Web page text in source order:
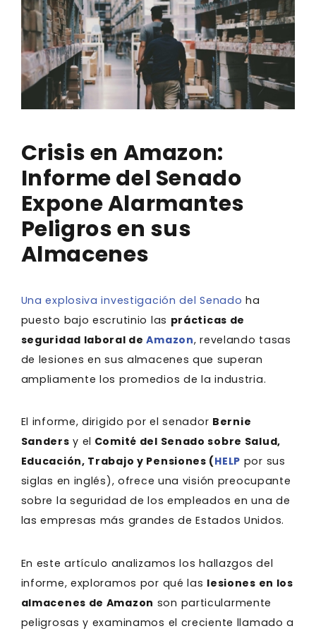
Crisis en Amazon:
Informe del Senado
Expone Alarmantes
Peligros en sus
Almacenes
Una explosiva investigación del Senado ha
puesto bajo escrutinio las prácticas de
seguridad laboral deAmazon, revelando tasas
de lesiones en sus almacenes que superan
ampliamente los promedios de la industria.
El informe, dirigido por el senador Bernie
Sanders y el Comité del Senado sobre Salud,
Educación, Trabajo y Pensiones (HELP por sus
siglas en inglés), ofrece una visión preocupante
sobre la seguridad de los empleados en una de
las empresas más grandes de Estados Unidos.
En este artículo analizamos los hallazgos del
informe, exploramos por qué las lesiones en los
almacenes de Amazon son particularmente
peligrosas y examinamos el creciente llamado a